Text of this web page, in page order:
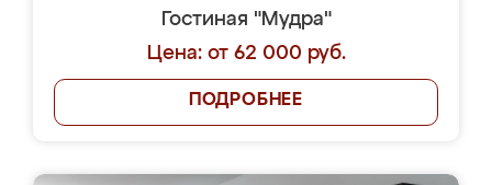
Гостиная "Мудра"
Цена: от 62 000 руб.
ПОДРОБНЕЕ